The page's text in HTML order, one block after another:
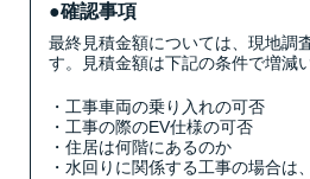
●確認事項
最終見積金額については、現地調
す。見積金額は下記の条件で増減
・工事車両の乗り入れの可否
・工事の際のEV仕様の可否
・住居は何階にあるのか
・水回りに関係する工事の場合は